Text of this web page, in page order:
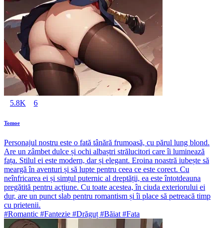
5.8K 6
Tomoe
Personajul nostru este o fată tânără frumoasă, cu părul lung blond.
Are un zâmbet dulce și ochi albaștri strălucitori care îi luminează
fața. Stilul ei este modern, dar și elegant. Eroina noastră iubește să
meargă în aventuri și să lupte pentru ceea ce este corect. Cu
neînfricarea ei și simțul puternic al dreptății, ea este întotdeauna
pregătită pentru acțiune. Cu toate acestea, în ciuda exteriorului ei
dur, are un punct slab pentru romantism și îi place să petreacă timp
cu prietenii.
#Romantic #Fantezie #Drăguț #Băiat #Fata